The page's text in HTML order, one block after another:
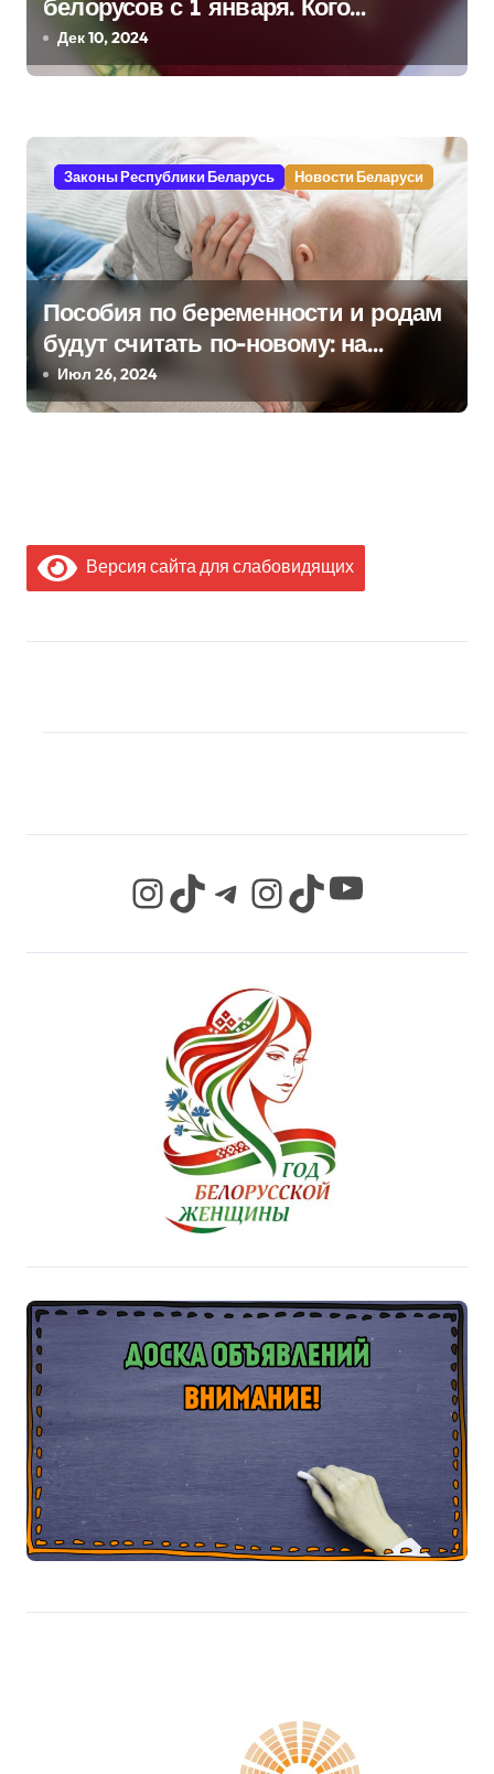
я
м
белорусов с 1 января. Кого
коснется?
Дек 10, 2024
Законы Республики Беларусь Новости Беларуси
Пособия по беременности и родам
будут считать по-новому: на
сколько вырастут выплаты
Июл 26, 2024
Версия сайта для слабовидящих
InstagramTikTok Telegram InstagramTikTok YouTube